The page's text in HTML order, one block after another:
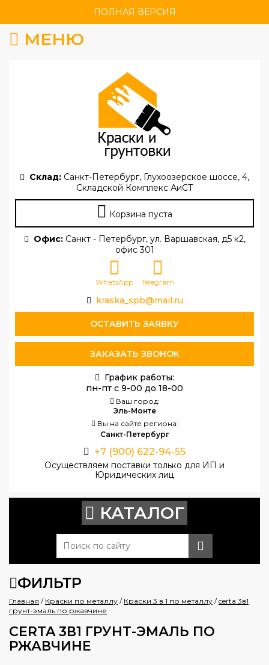
ПОЛНАЯ ВЕРСИЯ
МЕНЮ
Склад: Санкт-Петербург, Глухоозерское шоссе, 4,
Складской Комплекс АиСТ
Корзина пуста
Офис:Санкт - Петербург, ул. Варшавская, д5 к2,
офис 301
WhatsApp Telegram
kraska_spb@mail.ru
ОСТАВИТЬ ЗАЯВКУ
ЗАКАЗАТЬ ЗВОНОК
График работы:
пн-пт с 9-00 до 18-00
Ваш город:
Эль-Монте
Вы на сайте региона:
Санкт-Петербург
+7 (900) 622-94-55
Осуществляем поставки только для ИП и
Юридических лиц
КАТАЛОГ
ФИЛЬТР
Главная / Краски по металлу / Краски 3 в 1 по металлу /certa 3в1
грунт-эмаль по ржавчине
CERTA 3В1 ГРУНТ-ЭМАЛЬ ПО
РЖАВЧИНЕ